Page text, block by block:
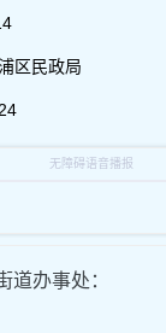
区民政局
道办事处：